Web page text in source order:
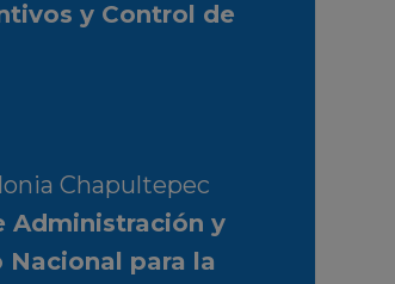
y Control de
Chapultepec
Administración y
Nacional para la